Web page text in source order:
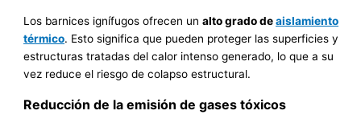
Los barnices ignífugos ofrecen unalto grado deaislamiento
térmico. Esto significa que pueden proteger las superficies y
estructuras tratadas del calor intenso generado, lo que a su
vez reduce el riesgo de colapso estructural.
Reducción de la emisión de gases tóxicos